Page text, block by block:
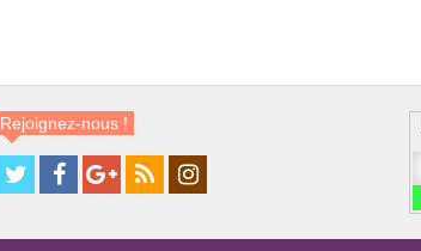
Rejoignez-nous !